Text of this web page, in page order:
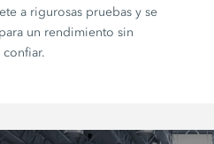
a rigurosas pruebas y se
un rendimiento sin